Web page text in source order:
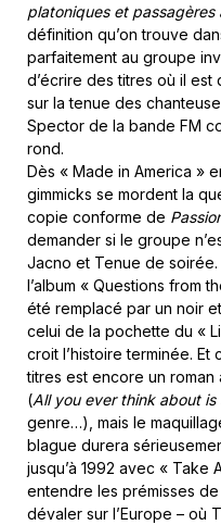
platoniques et passagères
définition qu’on trouve
parfaitement au groupe
d’écrire des titres où il
sur la tenue des
Spector de la bande FM
rond.
Dès « Made in America »
gimmicks se mordent la
copie conforme de
demander si le groupe
Jacno et Tenue de soirée.
l’album « Questions from
été remplacé par un noir
celui de la pochette du «
croit l’histoire terminée. Et
titres est encore un roman
(All you ever think about
genre…), mais le
blague durera
jusqu’à 1992 avec « Take
entendre les prémisses de
dévaler sur l’Europe – où